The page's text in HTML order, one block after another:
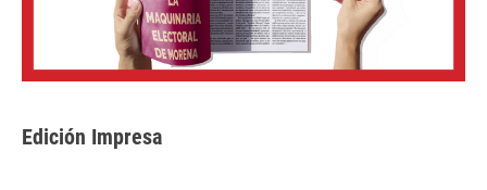
Edición Impresa